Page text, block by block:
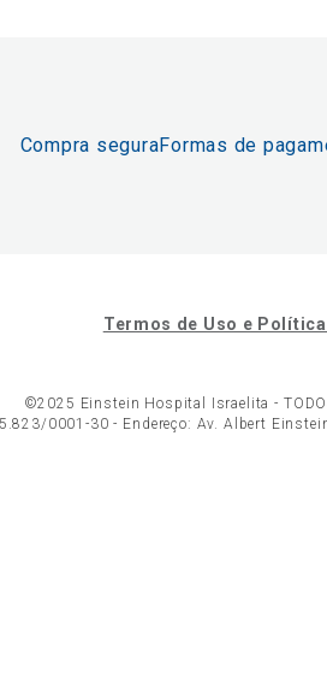
Compra seguraFormas de
Termos de Uso e
©2025 Einstein Hospital Israelita -
0001-30 - Endereço: Av. Albert